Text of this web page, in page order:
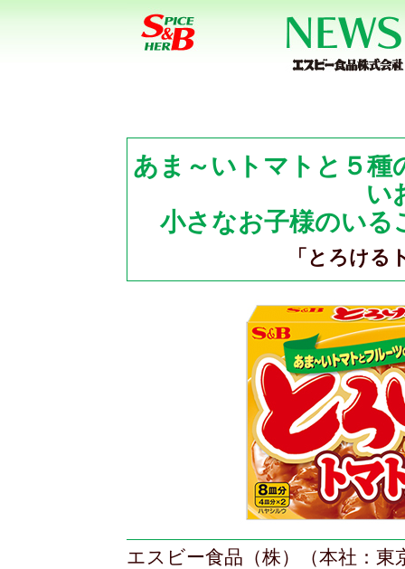
あま～いトマトと５種
い
小さなお子様のいる
「とろける
エスビー食品（株）（本社：